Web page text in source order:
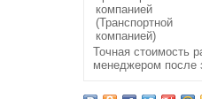
компанией
(Транспортной
компанией)
Точная стоимость
менеджером после